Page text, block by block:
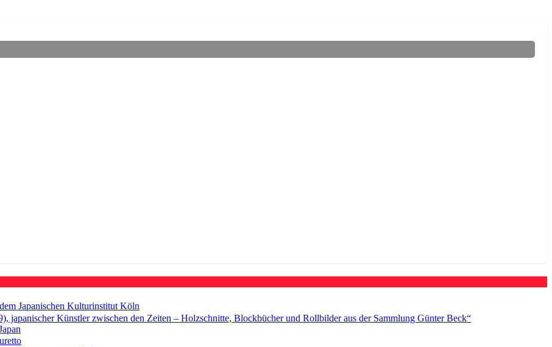
Japanischen Kulturinstitut Köln
japanischer Künstler zwischen den Zeiten – Holzschnitte, Blockbücher und Rollbilder aus der Sammlung Günter Beck“